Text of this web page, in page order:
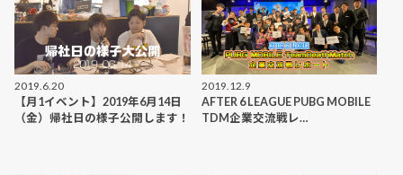
2019.6.20
【月1イベント】2019年6月14日
（金）帰社日の様子公開します！
2019.12.9
AFTER 6 LEAGUE PUBG MOBILE
TDM企業交流戦レ…